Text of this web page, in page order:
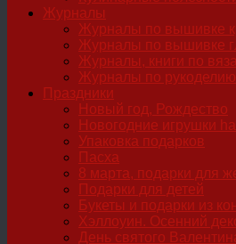
Журналы
Журналы по вышивке
Журналы по вышивке
Журналы, книги по
Журналы по рукоделию
Праздники
Новый год, Рождество
Новогодние игрушки
Упаковка подарков
Пасха
8 марта, подарки для
Подарки для детей
Букеты и подарки из
Хэллоуин. Осенний
День святого